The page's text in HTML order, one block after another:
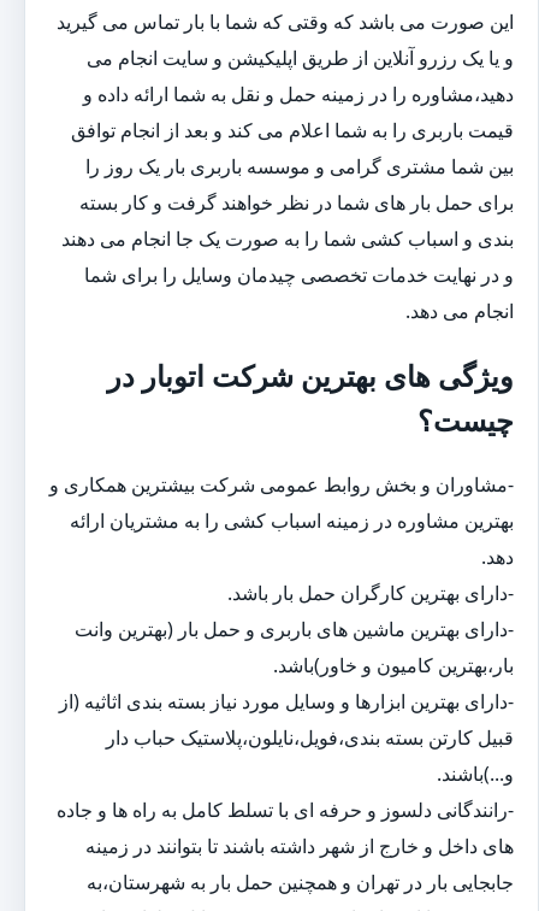
این صورت می باشد که وقتی که شما با بار تماس می گیرید
و یا یک رزرو آنلاین از طریق اپلیکیشن و سایت انجام می
دهید،مشاوره را در زمینه حمل و نقل به شما ارائه داده و
قیمت باربری را به شما اعلام می کند و بعد از انجام توافق
بین شما مشتری گرامی و موسسه باربری بار یک روز را
برای حمل بار های شما در نظر خواهند گرفت و کار بسته
بندی و اسباب کشی شما را به صورت یک جا انجام می دهند
و در نهایت خدمات تخصصی چیدمان وسایل را برای شما
انجام می دهد.
ویژگی های بهترین شرکت اتوبار در
چیست؟
-مشاوران و بخش روابط عمومی شرکت بیشترین همکاری و
بهترین مشاوره در زمینه اسباب کشی را به مشتریان ارائه
دهد.
-دارای بهترین کارگران حمل بار باشد.
-دارای بهترین ماشین های باربری و حمل بار (بهترین وانت
بار،بهترین کامیون و خاور)باشد.
-دارای بهترین ابزارها و وسایل مورد نیاز بسته بندی اثاثیه (از
قبیل کارتن بسته بندی،فویل،نایلون،پلاستیک حباب دار
و...)باشند.
-رانندگانی دلسوز و حرفه ای با تسلط کامل به راه ها و جاده
های داخل و خارج از شهر داشته باشند تا بتوانند در زمینه
جابجایی بار در تهران و همچنین حمل بار به شهرستان،به